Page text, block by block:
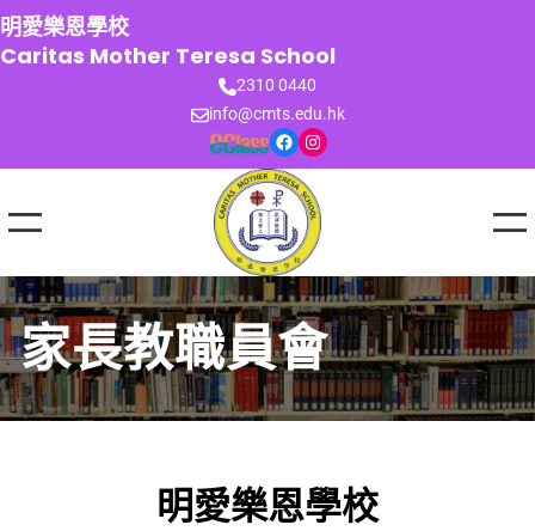
跳
至
主
明愛樂恩學校
Caritas Mother Teresa School
2310 0440
info@cmts.edu.hk
Facebook Instagram
家長教職員會
明愛樂恩學校